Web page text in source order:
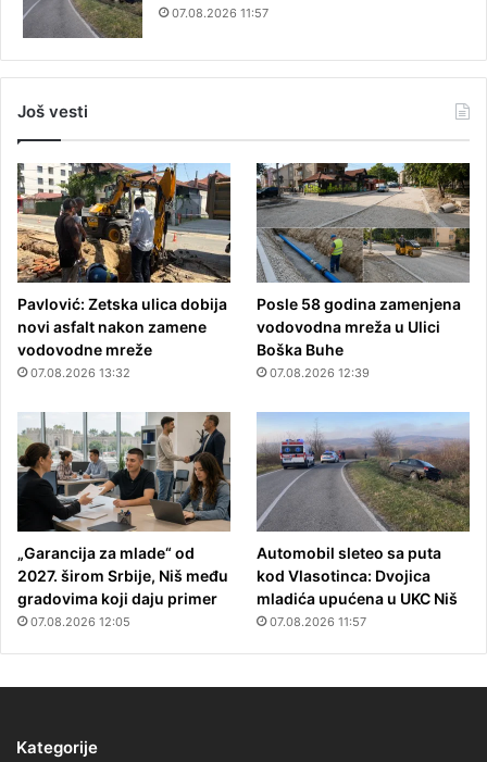
07.08.2026 11:57
Još vesti
Pavlović: Zetska ulica dobija
novi asfalt nakon zamene
vodovodne mreže
07.08.2026 13:32
Posle 58 godina zamenjena
vodovodna mreža u Ulici
Boška Buhe
07.08.2026 12:39
„Garancija za mlade“ od
2027. širom Srbije, Niš među
gradovima koji daju primer
07.08.2026 12:05
Automobil sleteo sa puta
kod Vlasotinca: Dvojica
mladića upućena u UKC Niš
07.08.2026 11:57
Kategorije